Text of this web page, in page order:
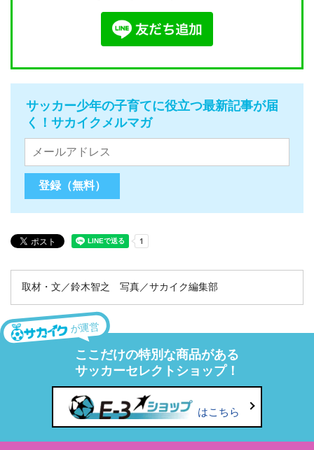
サッカー少年の子育てに役立つ最新記事が届
く！サカイクメルマガ
取材・文／鈴木智之 写真／サカイク編集部
が運営
ここだけの特別な商品がある
サッカーセレクトショップ！
はこちら